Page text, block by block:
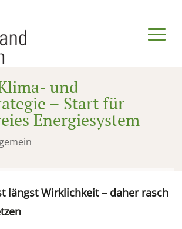
und
– Start für
Energiesystem
längst Wirklichkeit – daher rasch